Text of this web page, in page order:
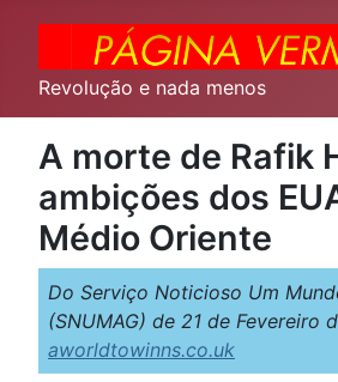
Revolução e nada menos
A morte de Rafik
ambições dos
Médio Oriente
Do Serviço Noticioso Um
(SNUMAG) de 21 de Fevereiro
aworldtowinns.co.uk